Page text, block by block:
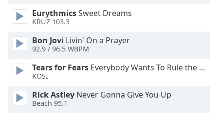
Background
Color
Opacity
Caption
Area
EurythmicsSweet Dreams
KRUZ 103.3
Bon Jovi Livin' On a Prayer
92.9 / 96.5 WBPM
Tears for Fears Everybody Wants To Rule the World
KOSI
Rick Astley Never Gonna Give You Up
Beach 95.1